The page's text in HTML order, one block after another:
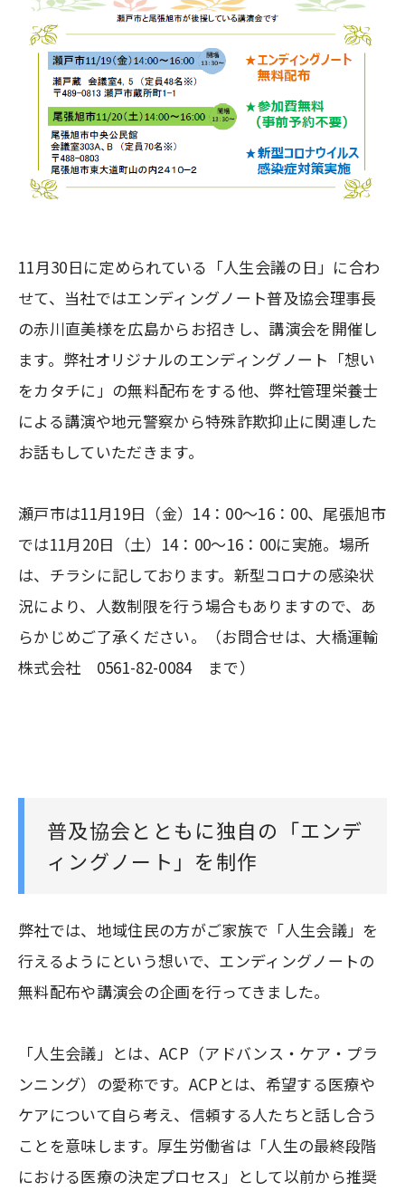
11月30日に定められている「人生会議の日」に合わ
せて、当社ではエンディングノート普及協会理事長
の赤川直美様を広島からお招きし、講演会を開催し
ます。弊社オリジナルのエンディングノート「想い
をカタチに」の無料配布をする他、弊社管理栄養士
による講演や地元警察から特殊詐欺抑止に関連した
お話もしていただきます。
瀬戸市は11月19日（金）14：00～16：00、尾張旭市
では11月20日（土）14：00～16：00に実施。場所
は、チラシに記しております。新型コロナの感染状
況により、人数制限を行う場合もありますので、あ
らかじめご了承ください。（お問合せは、大橋運輸
株式会社 0561-82-0084 まで）
普及協会とともに独自の「エンデ
ィングノート」を制作
弊社では、地域住民の方がご家族で「人生会議」を
行えるようにという想いで、エンディングノートの
無料配布や講演会の企画を行ってきました。
「人生会議」とは、ACP（アドバンス・ケア・プラ
ンニング）の愛称です。ACPとは、希望する医療や
ケアについて自ら考え、信頼する人たちと話し合う
ことを意味します。厚生労働省は「人生の最終段階
における医療の決定プロセス」として以前から推奨